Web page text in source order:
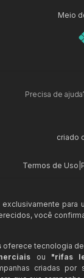
Meio
Precisa de
criado
Termos de Uso
para
você
oferece tecnologia
ou "rifas
criadas por